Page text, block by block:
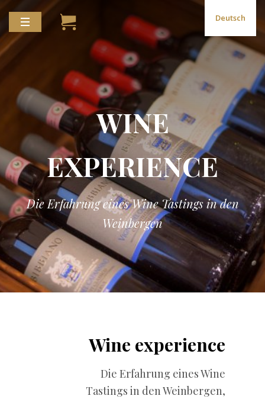
Deutsch
WINE
EXPERIENCE
Die Erfahrung eines Wine Tastings in den
Weinbergen
Wine experience
Die Erfahrung eines Wine
Tastings in den Weinbergen,